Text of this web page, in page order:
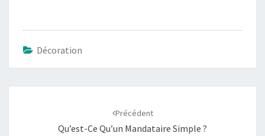
Décoration
Précédent
Qu’est-Ce Qu’un Mandataire Simple ?